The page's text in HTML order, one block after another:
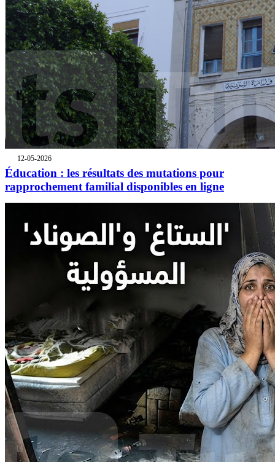
12-05-2026
Éducation : les résultats des mutations pour
rapprochement familial disponibles en ligne